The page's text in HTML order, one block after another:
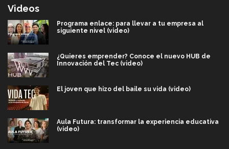
Videos
Programa enlace: para llevar a tu empresa al
siguiente nivel (video)
¿Quieres emprender? Conoce el nuevo HUB de
Innovación del Tec (video)
El joven que hizo del baile su vida (video)
Aula Futura: transformar la experiencia educativa
(video)